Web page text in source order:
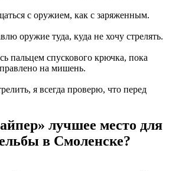
с оружием, как с заряженным.
оружие туда, куда не хочу стрелять.
пальцем спускового крючка, пока
на мишень.
я всегда проверю, что перед
лучшее место для
в Смоленске?